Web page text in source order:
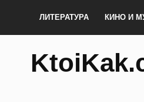
ЛИТЕРАТУРА КИНО И